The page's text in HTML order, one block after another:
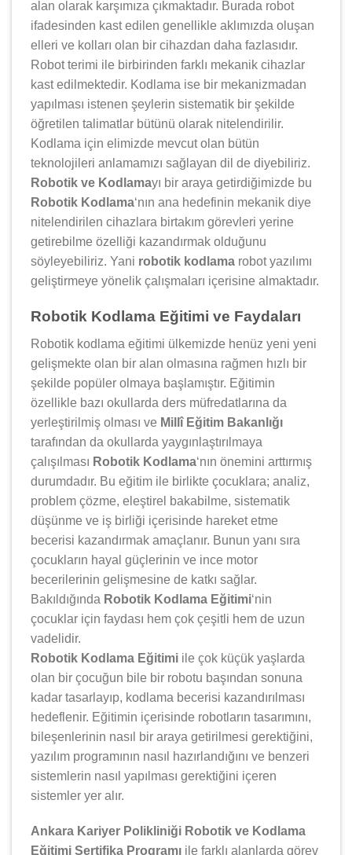
alan olarak karşımıza çıkmaktadır. Burada robot
ifadesinden kast edilen genellikle aklımızda oluşan
elleri ve kolları olan bir cihazdan daha fazlasıdır.
Robot terimi ile birbirinden farklı mekanik cihazlar
kast edilmektedir. Kodlama ise bir mekanizmadan
yapılması istenen şeylerin sistematik bir şekilde
öğretilen talimatlar bütünü olarak nitelendirilir.
Kodlama için elimizde mevcut olan bütün
teknolojileri anlamamızı sağlayan dil de diyebiliriz.
Robotik ve Kodlamayı bir araya getirdiğimizde bu
Robotik Kodlama‘nın ana hedefinin mekanik diye
nitelendirilen cihazlara birtakım görevleri yerine
getirebilme özelliği kazandırmak olduğunu
söyleyebiliriz. Yani robotik kodlama robot yazılımı
geliştirmeye yönelik çalışmaları içerisine almaktadır.
Robotik Kodlama Eğitimi ve Faydaları
Robotik kodlama eğitimi ülkemizde henüz yeni yeni
gelişmekte olan bir alan olmasına rağmen hızlı bir
şekilde popüler olmaya başlamıştır. Eğitimin
özellikle bazı okullarda ders müfredatlarına da
yerleştirilmiş olması ve Millî Eğitim Bakanlığı
tarafından da okullarda yaygınlaştırılmaya
çalışılması Robotik Kodlama‘nın önemini arttırmış
durumdadır. Bu eğitim ile birlikte çocuklara; analiz,
problem çözme, eleştirel bakabilme, sistematik
düşünme ve iş birliği içerisinde hareket etme
becerisi kazandırmak amaçlanır. Bunun yanı sıra
çocukların hayal güçlerinin ve ince motor
becerilerinin gelişmesine de katkı sağlar.
Bakıldığında Robotik Kodlama Eğitimi‘nin
çocuklar için faydası hem çok çeşitli hem de uzun
vadelidir.
Robotik Kodlama Eğitimi ile çok küçük yaşlarda
olan bir çocuğun bile bir robotu başından sonuna
kadar tasarlayıp, kodlama becerisi kazandırılması
hedeflenir. Eğitimin içerisinde robotların tasarımını,
bileşenlerinin nasıl bir araya getirilmesi gerektiğini,
yazılım programının nasıl hazırlandığını ve benzeri
sistemlerin nasıl yapılması gerektiğini içeren
sistemler yer alır.
Ankara Kariyer Polikliniği Robotik ve Kodlama
Eğitimi Sertifika Programı ile farklı alanlarda görev